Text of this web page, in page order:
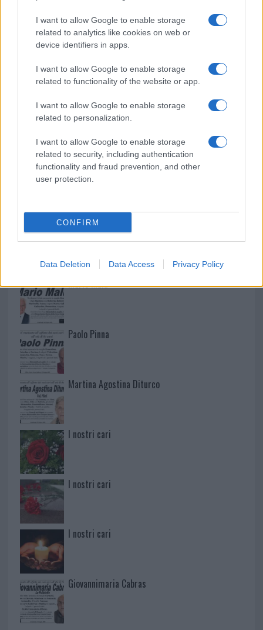
I want to allow Google to enable storage
related to analytics like cookies on web or
device identifiers in apps.
I want to allow Google to enable storage
related to functionality of the website or app.
I want to allow Google to enable storage
related to personalization.
I want to allow Google to enable storage
related to security, including authentication
functionality and fraud prevention, and other
user protection.
CONFIRM
Data Deletion Data Access Privacy Policy
Incendio nella notte a Olbia, a fuoco due furgoni
A fuoco un deposito con bombole, intervento dei
Mario Malu
Paolo Pinna
Martina Agostina Diturco
I nostri cari
I nostri cari
I nostri cari
Giovannimaria Cabras